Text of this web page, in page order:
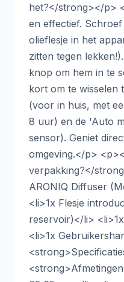
het?</strong></p>
en effectief.
olieflesje in het
zitten tegen
knop om hem in te
kort om te wisselen
(voor in huis, met
8 uur) en de 'Auto
sensor). Geniet
omgeving.</p>
verpakking?</
ARONIQ Diffuser
<li>1x Flesje
reservoir)</li>
<li>1x